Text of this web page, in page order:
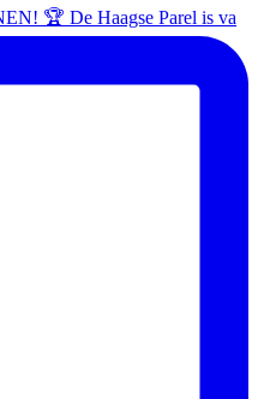
🏆 De Haagse Parel is va